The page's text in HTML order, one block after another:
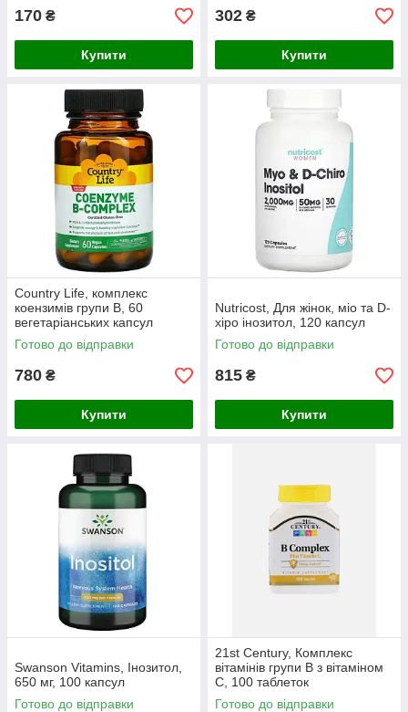
170 ₴
Купити
302 ₴
Купити
Country Life, комплекс
коензимів групи B, 60
вегетаріанських капсул
Готово до відправки
780 ₴
Купити
Nutricost, Для жінок, міо та D-
хіро інозитол, 120 капсул
Готово до відправки
815 ₴
Купити
Swanson Vitamins, Інозитол,
650 мг, 100 капсул
Готово до відправки
21st Century, Комплекс
вітамінів групи B з вітаміном
C, 100 таблеток
Готово до відправки